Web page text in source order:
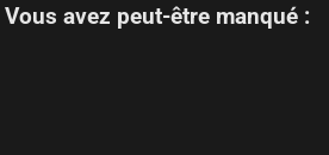
Vous avez peut-être manqué :